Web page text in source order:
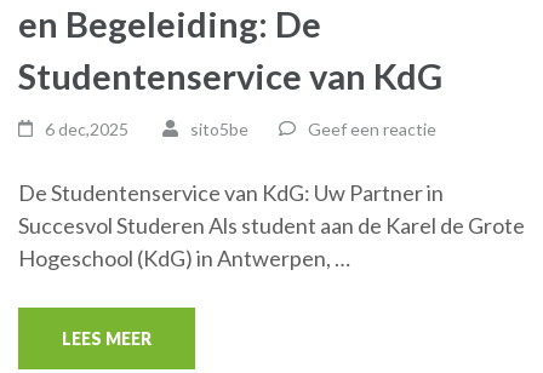
en Begeleiding: De
Studentenservice van KdG
6 dec,2025 sito5be Geef een reactie
De Studentenservice van KdG: Uw Partner in
Succesvol Studeren Als student aan de Karel de Grote
Hogeschool (KdG) in Antwerpen, …
LEES MEER